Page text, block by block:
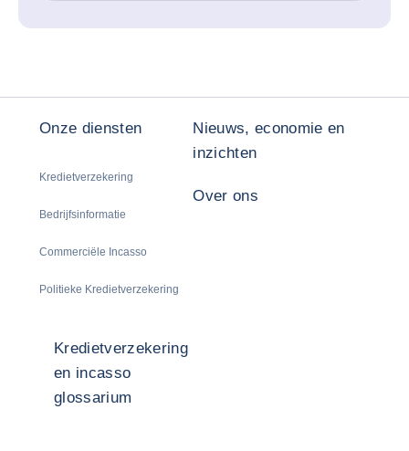
Onze diensten
Kredietverzekering
Bedrijfsinformatie
Commerciële Incasso
Politieke Kredietverzekering
Nieuws, economie en
inzichten
Over ons
Kredietverzekering
en incasso
glossarium